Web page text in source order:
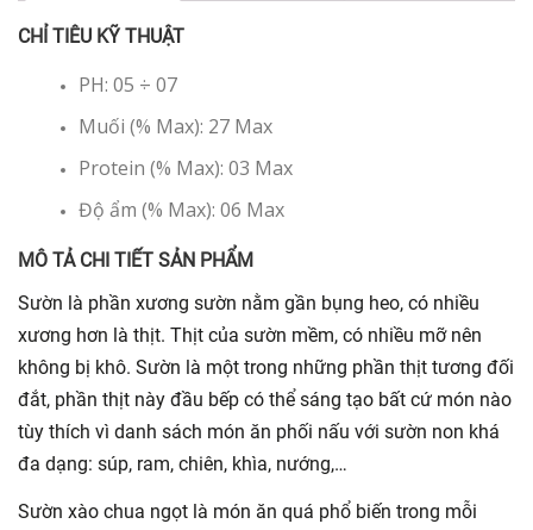
CHỈ TIÊU KỸ THUẬT
PH: 05 ÷ 07
Muối (% Max): 27 Max
Protein (% Max): 03 Max
Độ ẩm (% Max): 06 Max
MÔ TẢ CHI TIẾT SẢN PHẨM
Sườn là phần xương sườn nằm gần bụng heo, có nhiều
xương hơn là thịt. Thịt của sườn mềm, có nhiều mỡ nên
không bị khô. Sườn là một trong những phần thịt tương đối
đắt, phần thịt này đầu bếp có thể sáng tạo bất cứ món nào
tùy thích vì danh sách món ăn phối nấu với sườn non khá
đa dạng: súp, ram, chiên, khìa, nướng,…
Sườn xào chua ngọt là món ăn quá phổ biến trong mỗi